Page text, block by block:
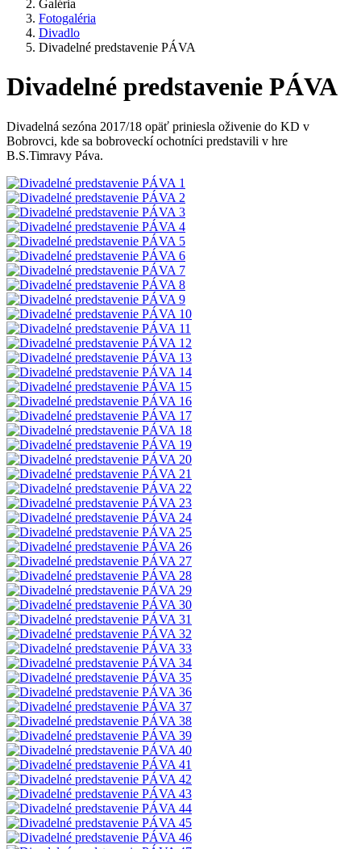
Galéria
Fotogaléria
Divadlo
Divadelné predstavenie PÁVA
Divadelné predstavenie PÁVA
Divadelná sezóna 2017/18 opäť priniesla oživenie do KD v
Bobrovci, kde sa bobroveckí ochotníci predstavili v hre
B.S.Timravy Páva.